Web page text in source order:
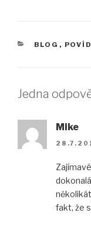
RUBRIKY
BLOG ,
Jedna
Mike
fakt, že